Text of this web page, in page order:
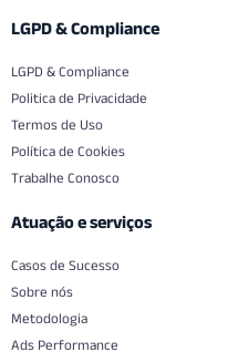
LGPD & Compliance
LGPD & Compliance
Politica de Privacidade
Termos de Uso
Política de Cookies
Trabalhe Conosco
Atuação e serviços
Casos de Sucesso
Sobre nós
Metodologia
Ads Performance